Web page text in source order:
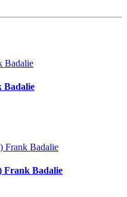
Badalie
Frank Badalie